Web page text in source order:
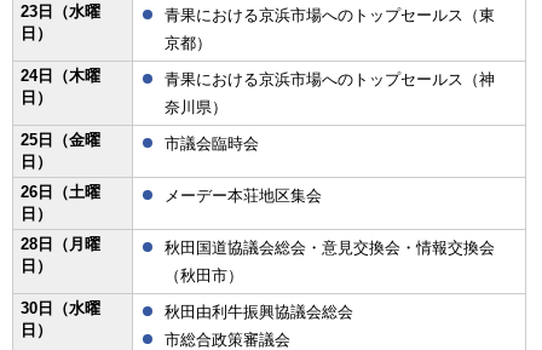
23日（水曜
日）
青果における京浜市場へのトップセールス（東
京都）
24日（木曜
日）
青果における京浜市場へのトップセールス（神
奈川県）
25日（金曜
日）
市議会臨時会
26日（土曜
日）
メーデー本荘地区集会
28日（月曜
日）
秋田国道協議会総会・意見交換会・情報交換会
（秋田市）
30日（水曜
日）
秋田由利牛振興協議会総会
市総合政策審議会